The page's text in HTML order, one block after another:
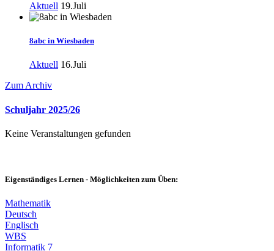
Aktuell 19.Juli
8abc in Wiesbaden
Aktuell 16.Juli
Zum Archiv
Schuljahr 2025/26
Keine Veranstaltungen gefunden
Eigenständiges Lernen - Möglichkeiten zum Üben:
Mathematik
Deutsch
Englisch
WBS
Informatik 7